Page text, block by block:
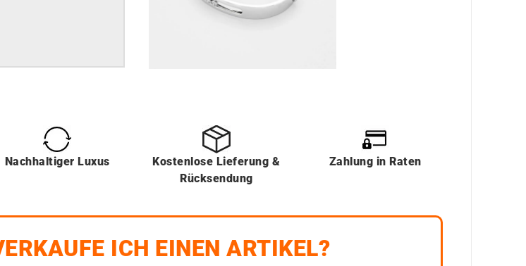
Nachhaltiger Luxus
Kostenlose Lieferung &
Rücksendung
Zahlung in Raten
ICH EINEN ARTIKEL?